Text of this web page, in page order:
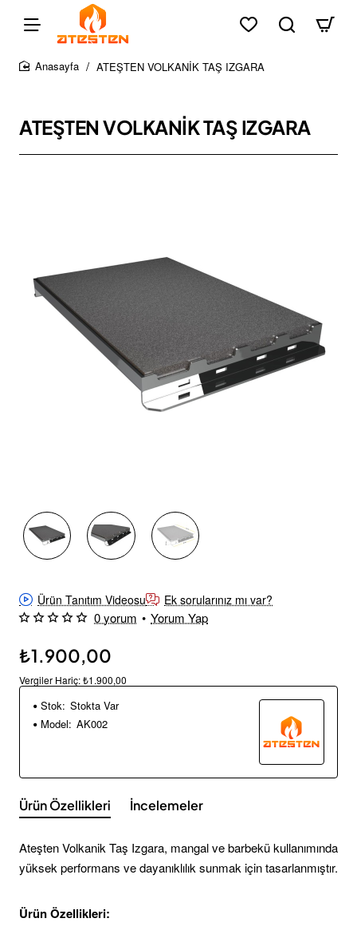
ATEŞTEN VOLKANİK TAŞ IZGARA
ATEŞTEN VOLKANİK TAŞ IZGARA
Ürün Tanıtım Videosu Ek sorularınız mı var?
0 yorum • Yorum Yap
₺1.900,00
Vergiler Hariç: ₺1.900,00
Stok: Stokta Var
Model: AK002
Ürün Özellikleri İncelemeler
Ateşten Volkanik Taş Izgara, mangal ve barbekü kullanımında
yüksek performans ve dayanıklılık sunmak için tasarlanmıştır.
Ürün Özellikleri: